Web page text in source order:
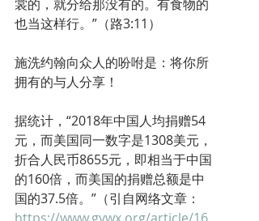
裳的，就分给那没有的。有食物的
也当这样行。”（路3:11）
施洗约翰向众人的吩咐是：将你所
拥有的与人分享！
据统计，“2018年中国人均捐赠54
元，而美国同一数字是1308美元，
折合人民币8655元，即相当于中国
的160倍，而美国的捐赠总额是中
国的37.5倍。”（引自网络文章：